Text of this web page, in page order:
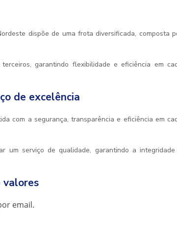
dispõe de uma frota diversificada, composta
garantindo flexibilidade e eficiência em
de excelência
com a segurança, transparência e eficiência em
um serviço de qualidade, garantindo a
valores
email.